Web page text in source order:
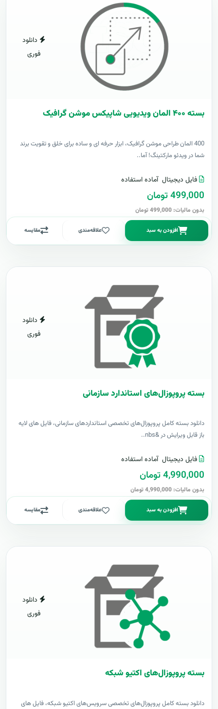
دانلود
فوری
بسته ۴۰۰ المان ویدیویی شاپیکس موشن گرافیک
400 المان طراحی موشن گرافیک، ابزار حرفه ای و ساده برای خلق و تقویت برند
شما در ویدئو مارکتینگ! آما..
فایل دیجیتال آماده استفاده
499,000 تومان
بدون مالیات: 499,000 تومان
افزودن به سبد علاقه‌مندی مقایسه
دانلود
فوری
بسته پروپوزال‌های استاندارد سازمانی
دانلود بسته کامل پروپوزال‌های تخصصی استانداردهای سازمانی، فایل های لایه
باز قابل ویرایش در &nbs..
فایل دیجیتال آماده استفاده
4,990,000 تومان
بدون مالیات: 4,990,000 تومان
افزودن به سبد علاقه‌مندی مقایسه
دانلود
فوری
بسته پروپوزال‌های اکتیو شبکه
دانلود بسته کامل پروپوزال‌های تخصصی سرویس‌های اکتیو شبکه، فایل های